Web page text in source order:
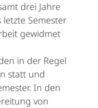
drei Jahre
letzte Semester
gewidmet
in der Regel
statt und
In den
von